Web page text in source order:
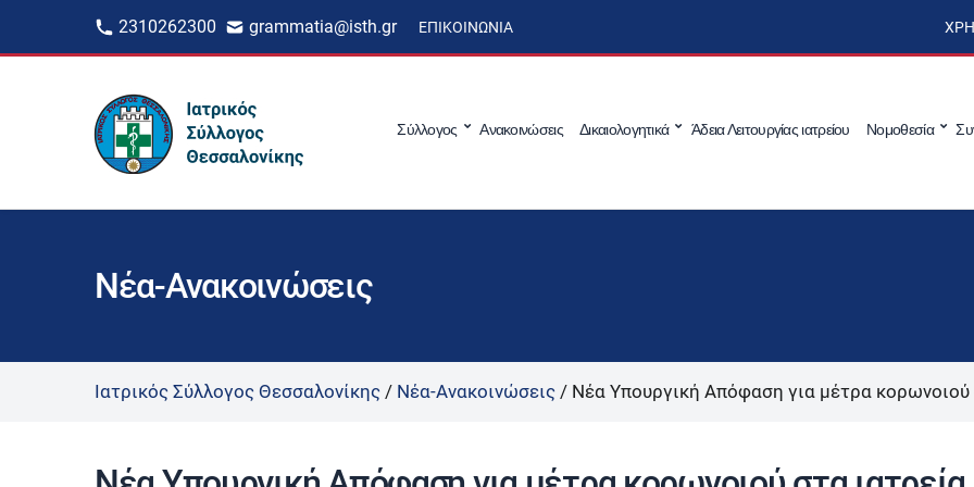
2310262300 grammatia@isth.gr ΕΠΙΚΟΙΝΩΝΊΑ
Σύλλογος Ανακοινώσεις Δικαιολογητικά Άδεια Λειτουργίας ιατρείου Νομοθεσία
Νέα-Ανακοινώσεις
Ιατρικός Σύλλογος Θεσσαλονίκης / Νέα-Ανακοινώσεις / Νέα Υπουργική Απόφαση για μέτρα κορωνοιού